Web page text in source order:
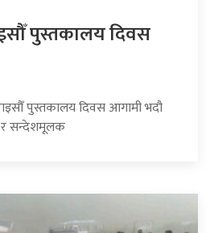
पुस्तकालय दिवस
पुस्तकालय दिवस आगामी भदौ
र सन्देशमूलक